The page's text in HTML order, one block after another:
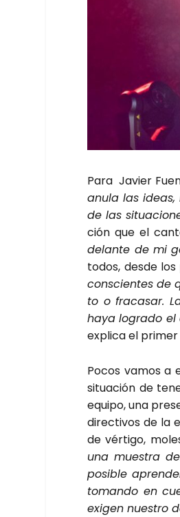
Para Javier
anu­la las
de las
ción que el
delan­te de mi
todos, des­de
cons­cien­tes de
to o fra­ca­sar.
haya logra­do el
expli­ca el
Pocos vamos a
situa­ción de
equi­po, una
direc­ti­vos de la
de vér­ti­go,
una mues­tra
posi­ble
toman­do en
exi­gen nues­tro